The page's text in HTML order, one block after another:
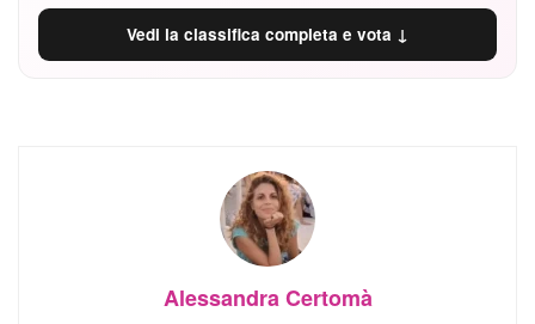
Vedi la classifica completa e vota ↓
Alessandra Certomà